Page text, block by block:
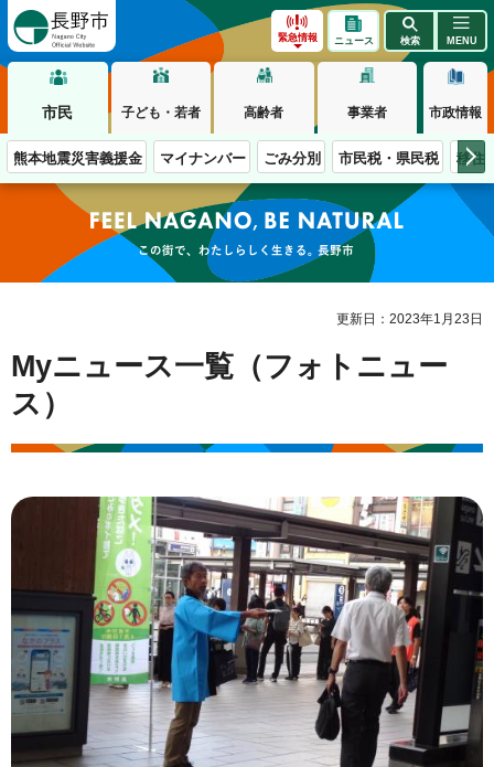
緊急情報 ニュース 検索 MENU
市民 子ども・若者 高齢者 事業者 市政情報
熊本地震災害義援金 マイナンバー ごみ分別 市民税・県民税 移住
この街で、わたしらしく生きる。長野市
更新日：2023年1月23日
Myニュース一覧（フォトニュー
ス）